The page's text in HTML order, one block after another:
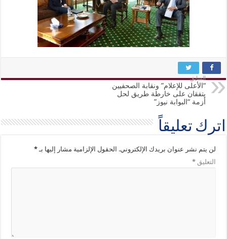
السابق
“الأعلى للإعلام” ونقابة الصحفيين
يتفقان على خارطة طريق لحل
أزمة “البوابة نيوز”
اترك تعليقاً
لن يتم نشر عنوان بريدك الإلكتروني. الحقول الإلزامية مشار إليها بـ*
التعليق*